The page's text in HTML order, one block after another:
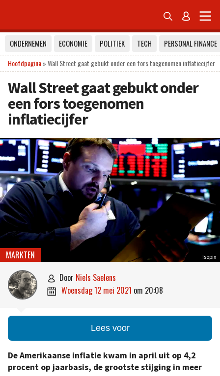
 
ONDERNEMEN ECONOMIE POLITIEK TECH
PERSONAL FINANCE
Hoofdpagina»Wall Street gaat gebukt onder een fors toegenomen inflatiecijfer
Wall Street gaat gebukt onder
een fors toegenomen
inflatiecijfer
Isopix
MARKTEN
 door Niels Saelens
 woensdag 12 mei 2021 om 20:08
Lees voor
De Amerikaanse inflatie kwam in april uit op 4,2
procent op jaarbasis, de grootste stijging in meer